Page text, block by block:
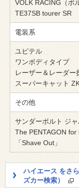
VOLK RACING（ボ
TE37SB tourer SR
電装系
ユピテル
ワンボディタイプ
レーザー＆レーダー
スーパーキャット
その他
サンダーボルト ジ
The PENTAGON for
「Shave Out」
ハイエース をさ
ズカー検索）